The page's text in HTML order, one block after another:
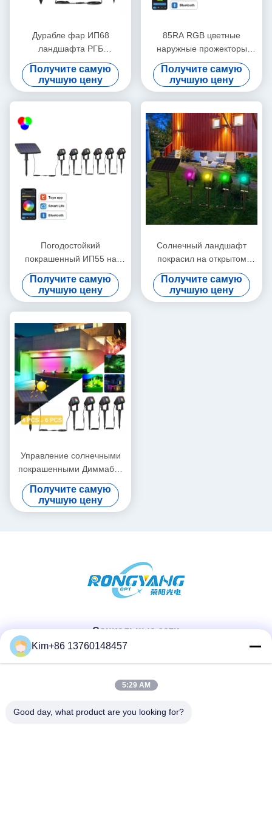
Дурабле фар ИП68
ландшафта РГБ
покрашенный на открытом
воздухе водоустойчивый
Получите самую
лучшую цену
85RA RGB цветные
наружные прожекторы
Multiscene Remote Control
Получите самую
лучшую цену
Погодостойкий
покрашенный ИП55 на
открытом воздухе цвет фар
изменяя Диммабле
Получите самую
лучшую цену
Солнечный ландшафт
покрасил на открытом
воздухе фары
водоустойчивые для сада
лужайки патио
Получите самую
лучшую цену
Управление солнечными
покрашенными Диммабле
на открытом воздухе
фарами водоустойчивое
умное
Получите самую
лучшую цену
Социальные сети
Быстрый контакт
ТЕЛЕФОН:
Kim+86 13760148457
5:29 AM
Good day, what product are you looking for?